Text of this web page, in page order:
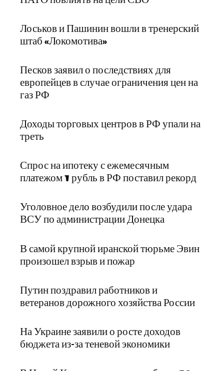
Лоськов и Пашинин вошли в тренерский
штаб «Локомотива»
Песков заявил о последствиях для
европейцев в случае ограничения цен на
газ РФ
Доходы торговых центров в РФ упали на
треть
Спрос на ипотеку с ежемесячным
платежом 1 рубль в РФ поставил рекорд
Уголовное дело возбудили после удара
ВСУ по администрации Донецка
В самой крупной иранской тюрьме Эвин
произошел взрыв и пожар
Путин поздравил работников и
ветеранов дорожного хозяйства России
На Украине заявили о росте доходов
бюджета из-за теневой экономики